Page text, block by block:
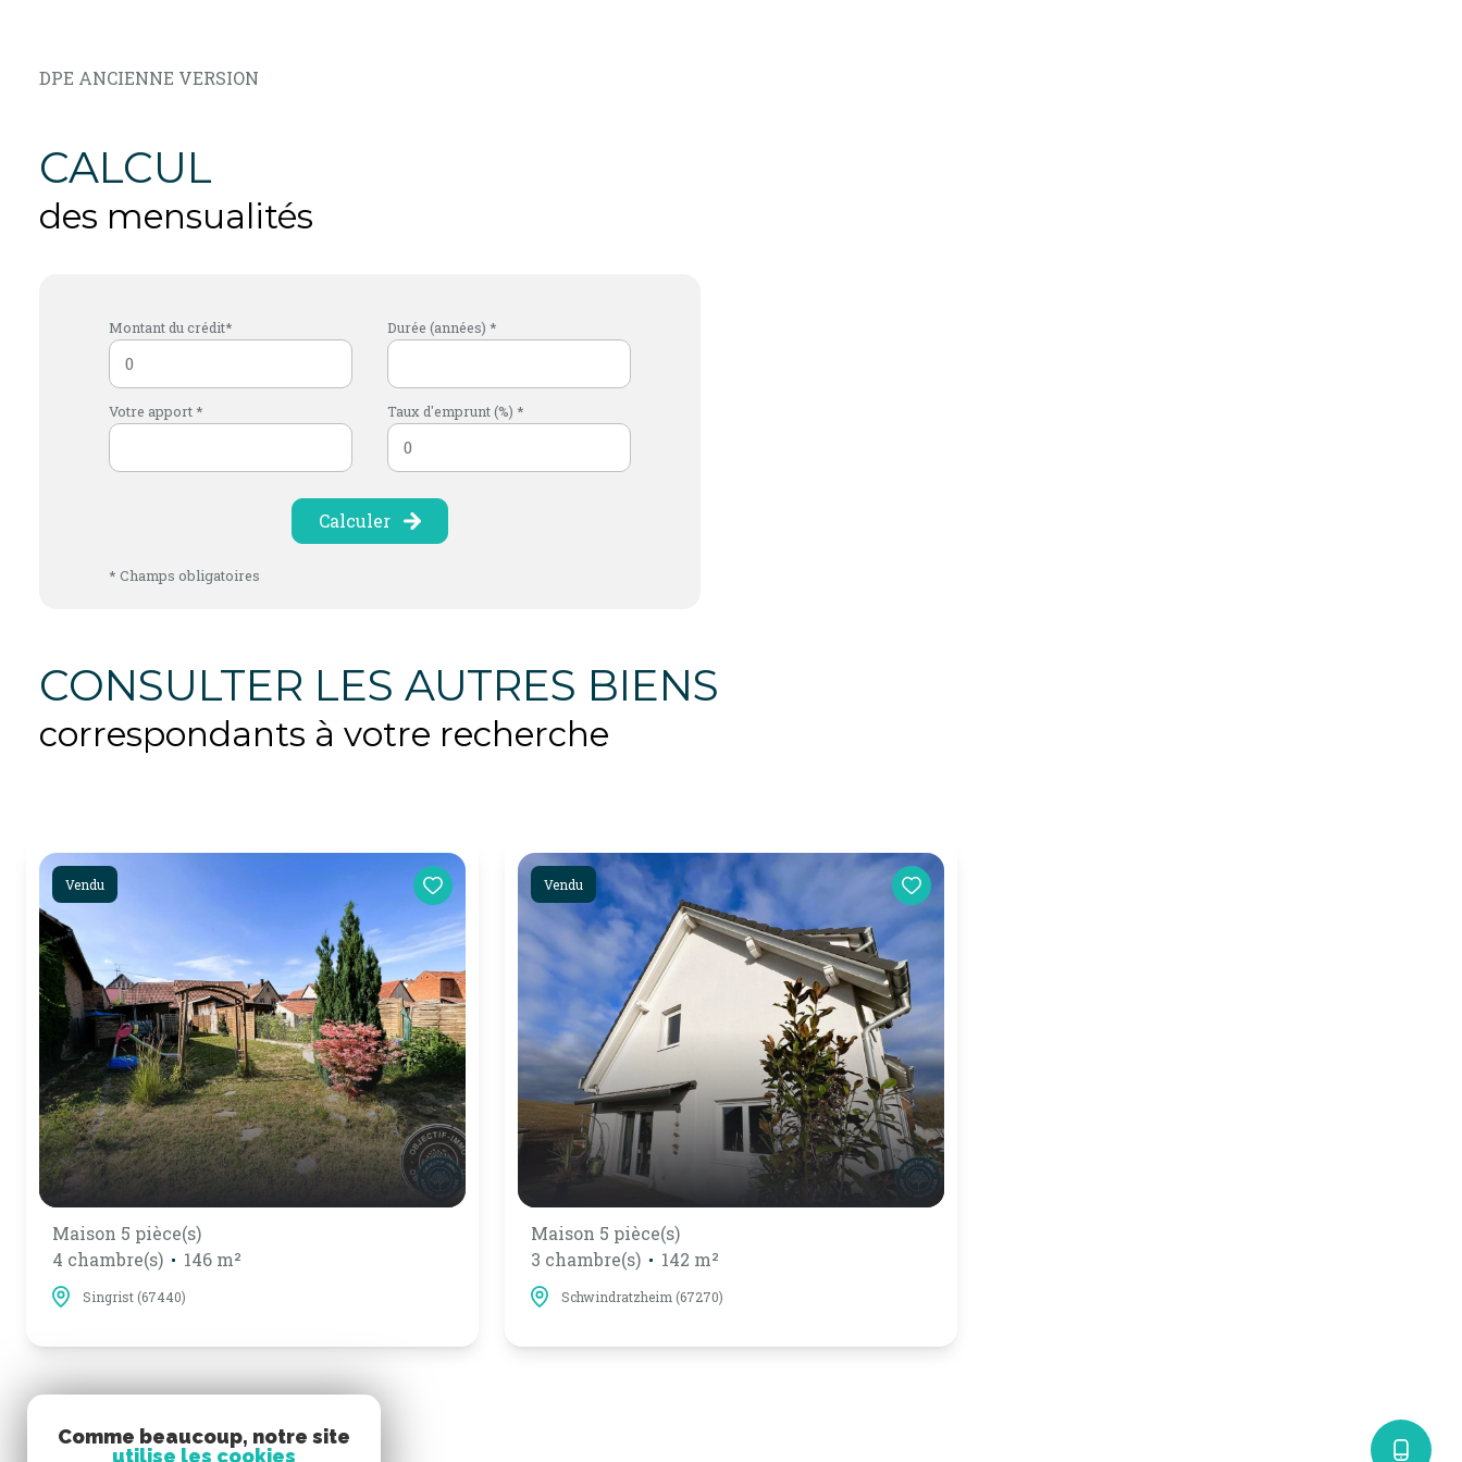
DPE ANCIENNE VERSION
CALCUL
des mensualités
Montant du crédit* Durée (années) *
Votre apport * Taux d'emprunt (%) *
Calculer
* Champs obligatoires
CONSULTER LES AUTRES BIENS
correspondants à votre recherche
Vendu
Maison 5 pièce(s)
4 chambre(s)
146 m²
Singrist (67440)
Vendu
Maison 5 pièce(s)
3 chambre(s)
142 m²
Schwindratzheim (67270)
Comme beaucoup, notre site
utilise les cookies